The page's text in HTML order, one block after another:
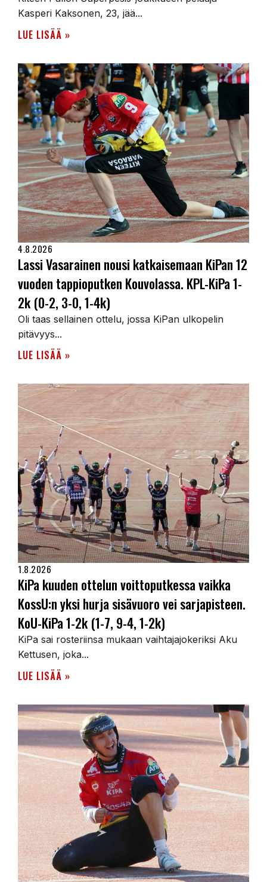
Kasperi Kaksonen, 23, jää...
LUE LISÄÄ »
4.8.2026
Lassi Vasarainen nousi katkaisemaan KiPan 12
vuoden tappioputken Kouvolassa. KPL-KiPa 1-
2k (0-2, 3-0, 1-4k)
Oli taas sellainen ottelu, jossa KiPan ulkopelin
pitävyys...
LUE LISÄÄ »
1.8.2026
KiPa kuuden ottelun voittoputkessa vaikka
KossU:n yksi hurja sisävuoro vei sarjapisteen.
KoU-KiPa 1-2k (1-7, 9-4, 1-2k)
KiPa sai rosteriinsa mukaan vaihtajajokeriksi Aku
Kettusen, joka...
LUE LISÄÄ »